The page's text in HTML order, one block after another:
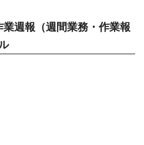
週報（週間業務・作業報